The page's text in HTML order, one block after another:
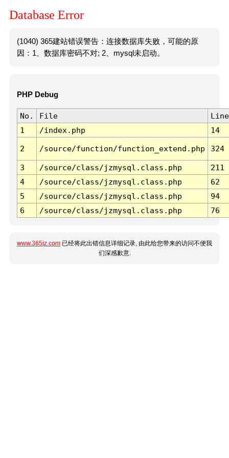
Database Error
(1040) 365建站错误警告：连接数据库失败，可能的原
因：1、数据库密码不对; 2、mysql未启动。
PHP Debug
No. File
Line
1
/index.php 14
2 /source/function/function_extend.php 324
3 /source/class/jzmysql.class.php
211
4
/source/class/jzmysql.class.php
62
5
/source/class/jzmysql.class.php
94
6
/source/class/jzmysql.class.php 76
www.365jz.com 已经将此出错信息详细记录, 由此给您带来的访问不便我
们深感歉意.